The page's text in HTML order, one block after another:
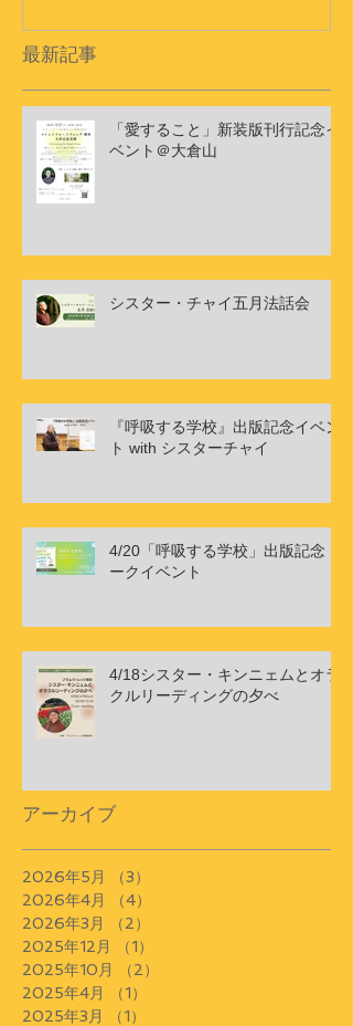
最新記事
「愛すること」新装版刊行記念イ
ベント＠大倉山
シスター・チャイ五月法話会
『呼吸する学校』出版記念イベン
ト with シスターチャイ
4/20「呼吸する学校」出版記念ト
ークイベント
4/18シスター・キンニェムとオラ
クルリーディングの夕べ
アーカイブ
2026年5月 （3）
2026年4月
（4）
2026年3月
（2）
2025年12月
（1）
2025年10月
（2）
2025年4月
（1）
2025年3月
（1）